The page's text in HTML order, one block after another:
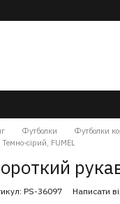
Футболки
Футболки
сірий, FUMEL
PS-36097 Написати